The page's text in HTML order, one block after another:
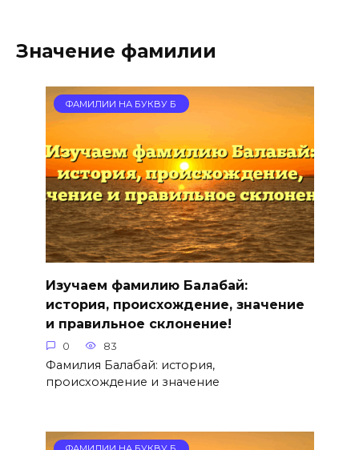
Значение фамилии
ФАМИЛИИ НА БУКВУ Б
Изучаем фамилию Балабай:
история, происхождение, значение
и правильное склонение!
0 83
Фамилия Балабай: история,
происхождение и значение